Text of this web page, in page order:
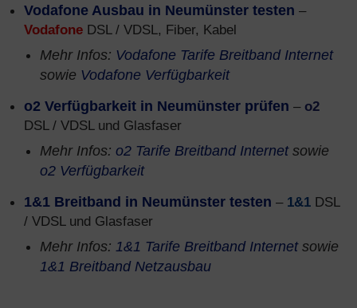
Vodafone Ausbau in Neumünster testen –
Vodafone DSL / VDSL, Fiber, Kabel
Mehr Infos: Vodafone Tarife Breitband Internet
sowie Vodafone Verfügbarkeit
o2 Verfügbarkeit in Neumünster prüfen – o2
DSL / VDSL und Glasfaser
Mehr Infos: o2 Tarife Breitband Internetsowie
o2 Verfügbarkeit
1&1 Breitband in Neumünster testen – 1&1 DSL
/ VDSL und Glasfaser
Mehr Infos: 1&1 Tarife Breitband Internetsowie
1&1 Breitband Netzausbau